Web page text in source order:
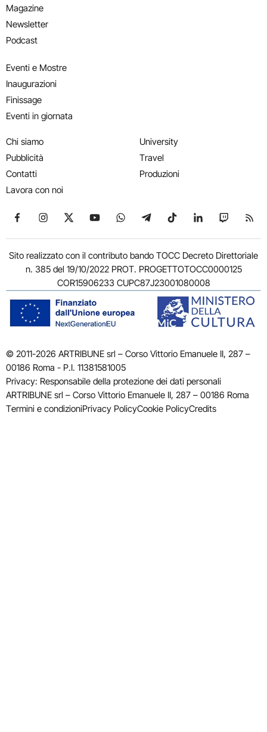
Magazine
Newsletter
Podcast
Eventi e Mostre
Inaugurazioni
Finissage
Eventi in giornata
Chi siamo
Pubblicità
Contatti
Lavora con noi
University
Travel
Produzioni
Seguici su Facebook
Seguici su Instagram
Seguici su X
Seguici su YouTube
Seguici su WhatsApp
Seguici su Telegram
Seguici su TikTok
Seguici su
Seguici
Sito realizzato con il contributo bando TOCC Decreto Direttoriale
n. 385 del 19/10/2022 PROT. PROGETTOTOCC0000125
COR15906233 CUPC87J23001080008
© 2011-2026 ARTRIBUNE srl – Corso Vittorio Emanuele II, 287 –
00186 Roma - P.I. 11381581005
Privacy: Responsabile della protezione dei dati personali
ARTRIBUNE srl – Corso Vittorio Emanuele II, 287 – 00186 Roma
Termini e condizioniPrivacy PolicyCookie PolicyCredits